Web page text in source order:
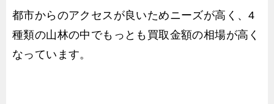
都市からのアクセスが良いためニーズが高く、4
種類の山林の中でもっとも買取金額の相場が高く
なっています。